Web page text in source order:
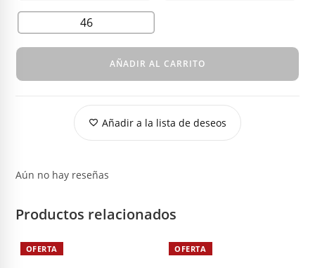
46
AÑADIR AL CARRITO
Añadir a la lista de deseos
Aún no hay reseñas
Productos relacionados
OFERTA OFERTA